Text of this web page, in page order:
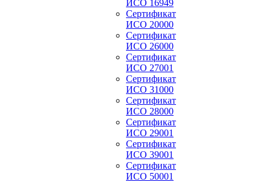
ИСО 16949
Сертификат
ИСО 20000
Сертификат
ИСО 26000
Сертификат
ИСО 27001
Сертификат
ИСО 31000
Сертификат
ИСО 28000
Сертификат
ИСО 29001
Сертификат
ИСО 39001
Сертификат
ИСО 50001